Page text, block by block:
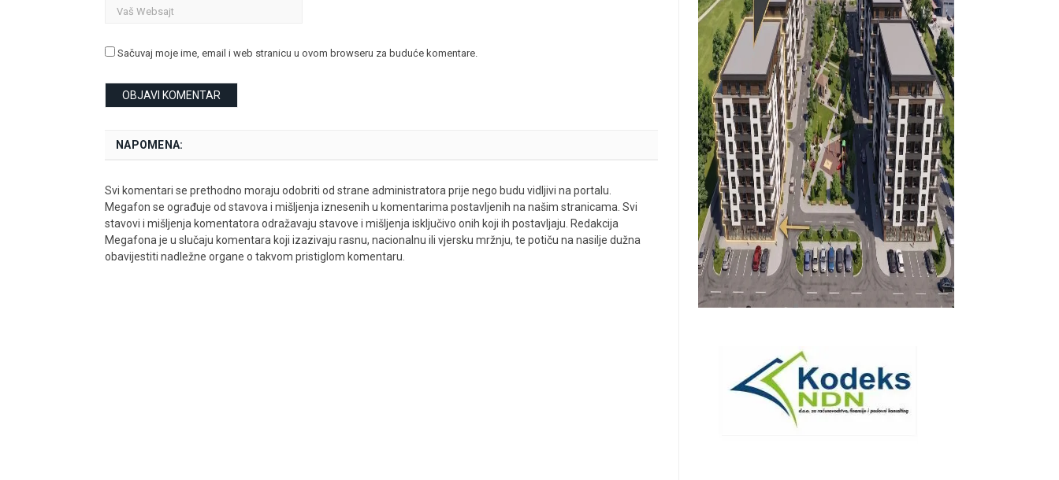
Sačuvaj moje ime, email i web stranicu u ovom browseru za buduće komentare.
NAPOMENA:
Svi komentari se prethodno moraju odobriti od strane administratora prije nego budu vidljivi na portalu.
Megafon se ograđuje od stavova i mišljenja iznesenih u komentarima postavljenih na našim stranicama. Svi
stavovi i mišljenja komentatora odražavaju stavove i mišljenja isključivo onih koji ih postavljaju. Redakcija
Megafona je u slučaju komentara koji izazivaju rasnu, nacionalnu ili vjersku mržnju, te potiču na nasilje dužna
obavijestiti nadležne organe o takvom pristiglom komentaru.